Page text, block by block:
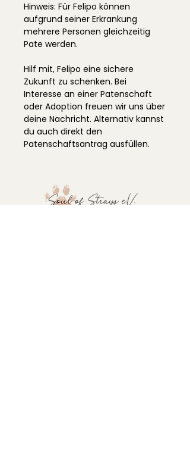
Hinweis: Für Felipo können
aufgrund seiner Erkrankung
mehrere Personen gleichzeitig
Pate werden.
Hilf mit, Felipo eine sichere
Zukunft zu schenken. Bei
Interesse an einer Patenschaft
oder Adoption freuen wir uns über
deine Nachricht. Alternativ kannst
du auch direkt den
Patenschaftsantrag ausfüllen.